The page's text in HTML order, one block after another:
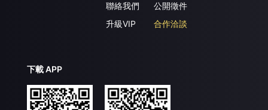
聯絡我們
升級VIP
公開徵件
合作洽談
下載 APP